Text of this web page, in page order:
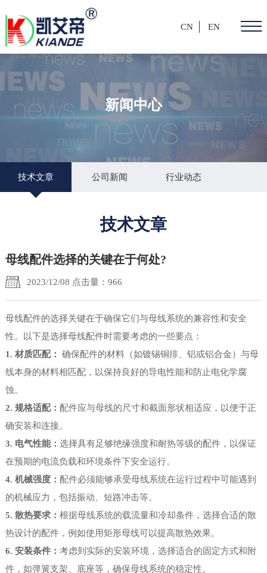
CN EN
新闻中心
技术文章 公司新闻 行业动态
技术文章
母线配件选择的关键在于何处?
2023/12/08 点击量：966
母线配件的选择关键在于确保它们与母线系统的兼容性和安全
性。以下是选择母线配件时需要考虑的一些要点：
1. 材质匹配：
确保配件的材料（如镀锡铜排、铝或铝合金）与母
线本身的材料相匹配，以保持良好的导电性能和防止电化学腐
蚀。
2. 规格适配： 配件应与母线的尺寸和截面形状相适应，以便于正
确安装和连接。
3. 电气性能： 选择具有足够绝缘强度和耐热等级的配件，以保证
在预期的电流负载和环境条件下安全运行。
4. 机械强度： 配件必须能够承受母线系统在运行过程中可能遇到
的机械应力，包括振动、短路冲击等。
5. 散热要求： 根据母线系统的载流量和冷却条件，选择合适的散
热设计的配件，例如使用矩形母线可以提高散热效果。
6. 安装条件： 考虑到实际的安装环境，选择适合的固定方式和附
件，如弹簧支架、底座等，确保母线系统的稳定性。